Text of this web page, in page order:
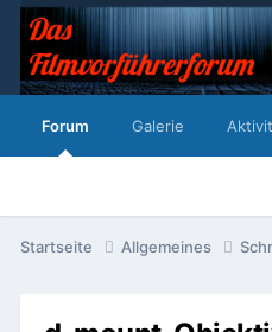
Forum Galerie
Startseite Allgemeines